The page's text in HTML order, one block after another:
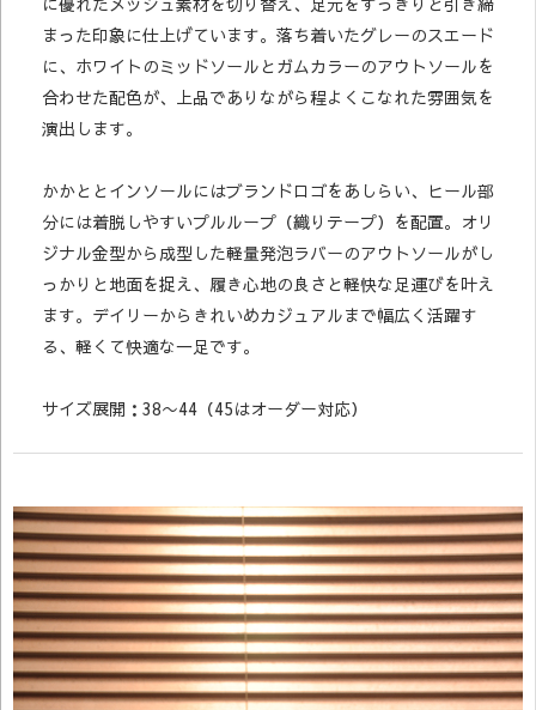
まった印象に仕上げています。落ち着いたグレーのスエード
に、ホワイトのミッドソールとガムカラーのアウトソールを
合わせた配色が、上品でありながら程よくこなれた雰囲気を
演出します。
かかととインソールにはブランドロゴをあしらい、ヒール部
分には着脱しやすいプルループ（織りテープ）を配置。オリ
ジナル金型から成型した軽量発泡ラバーのアウトソールがし
っかりと地面を捉え、履き心地の良さと軽快な足運びを叶え
ます。デイリーからきれいめカジュアルまで幅広く活躍す
る、軽くて快適な一足です。
サイズ展開：38〜44（45はオーダー対応）